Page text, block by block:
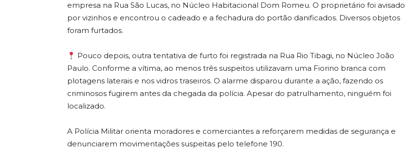
empresa na Rua São Lucas, no Núcleo Habitacional Dom Romeu. O proprietário foi avisado
por vizinhos e encontrou o cadeado e a fechadura do portão danificados. Diversos objetos
foram furtados.
Pouco depois, outra tentativa de furto foi registrada na Rua Rio Tibagi, no Núcleo João
Paulo. Conforme a vítima, ao menos três suspeitos utilizavam uma Fiorino branca com
plotagens laterais e nos vidros traseiros. O alarme disparou durante a ação, fazendo os
criminosos fugirem antes da chegada da polícia. Apesar do patrulhamento, ninguém foi
localizado.
A Polícia Militar orienta moradores e comerciantes a reforçarem medidas de segurança e
denunciarem movimentações suspeitas pelo telefone 190.